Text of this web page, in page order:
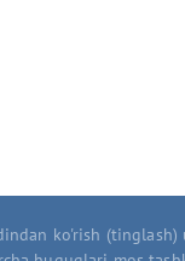
ko'rish (tinglash)